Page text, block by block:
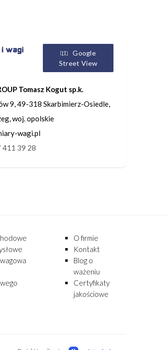
Google
Street View
Tomasz Kogut sp.k.
9, 49-318 Skarbimierz-Osiedle,
woj. opolskie
wagi.pl
411 39 28
O firmie
Kontakt
Blog o
ważeniu
Certyfikaty
jakościowe